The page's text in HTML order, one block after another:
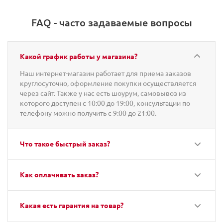
FAQ - часто задаваемые вопросы
Какой график работы у магазина?
Наш интернет-магазин работает для приема заказов
круглосуточно, оформление покупки осуществляется
через сайт. Также у нас есть шоурум, самовывоз из
которого доступен с 10:00 до 19:00, консультации по
телефону можно получить с 9:00 до 21:00.
Что такое быстрый заказ?
Как оплачивать заказ?
Какая есть гарантия на товар?